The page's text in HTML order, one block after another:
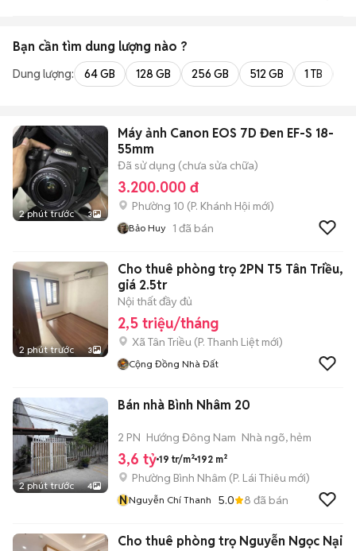
Bạn cần tìm dung lượng nào ?
Dung lượng: 64 GB 128 GB 256 GB 512 GB 1 TB
2 phút trước 3
Máy ảnh Canon EOS 7D Đen EF-S 18-
55mm
Đã sử dụng (chưa sửa chữa)
3.200.000 đ
Phường 10 (P. Khánh Hội mới)
Bảo Huy 1 đã bán
2 phút trước 3
Cho thuê phòng trọ 2PN T5 Tân Triều,
giá 2.5tr
Nội thất đầy đủ
2,5 triệu/tháng
Xã Tân Triều (P. Thanh Liệt mới)
Cộng Đồng Nhà Đất
2 phút trước 4
Bán nhà Bình Nhâm 20
2 PN Hướng Đông Nam Nhà ngõ, hẻm
3,6 tỷ 19 tr/m² 192 m²
Phường Bình Nhâm (P. Lái Thiêu mới)
NNguyễn Chí Thanh 5.0 8 đã bán
Cho thuê phòng trọ Nguyễn Ngọc Nại